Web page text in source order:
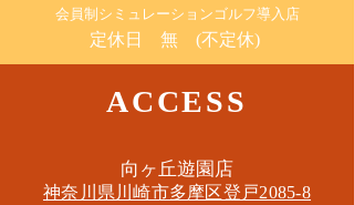
​会員制シミュレーションゴルフ導入店
定休日 無 (不定休)
ACCESS
​向ヶ丘遊園店
神奈川県川崎市多摩区​登戸2085-8